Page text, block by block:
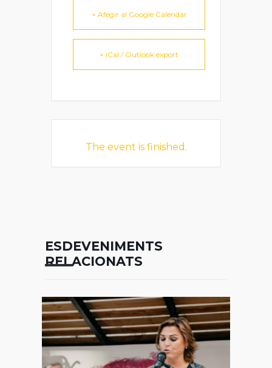
+ Afegir al Google Calendar
+ iCal / Outlook export
The event is finished.
ESDEVENIMENTS
RELACIONATS